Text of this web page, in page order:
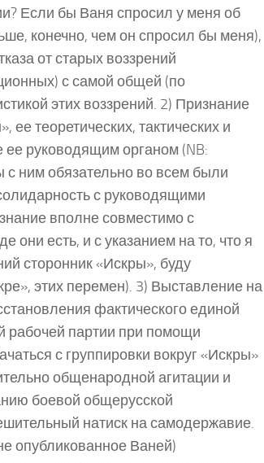
Если бы Ваня спросил у меня об
конечно, чем он спросил бы меня),
от старых воззрений
с самой общей (по
этих воззрений. 2) Признание
теоретических, тактических и
ее руководящим органом (NB:
с ним обязательно во всем были
с руководящими
вполне совместимо с
они есть, и с указанием на то, что я
сторонник «Искры», буду
этих перемен). 3) Выставление на
фактического единой
рабочей партии при помощи
с группировки вокруг «Искры»
общенародной агитации и
боевой общерусской
натиск на самодержавие.
опубликованное Ваней)